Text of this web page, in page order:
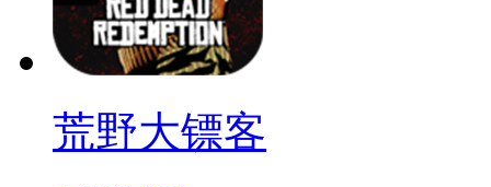
荒野大镖客